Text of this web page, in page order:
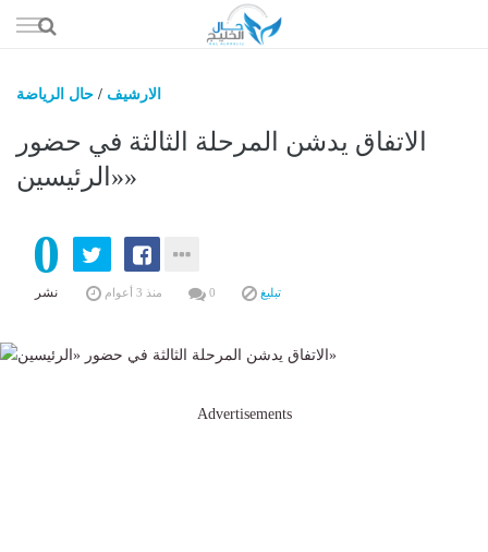
الى
الارشيف / حال الرياضة
الاتفاق يدشن المرحلة الثالثة في حضور
«الرئيسين»
0
نشر منذ 3 أعوام 0 تبليغ
Advertisements
حال الثقافة والفن